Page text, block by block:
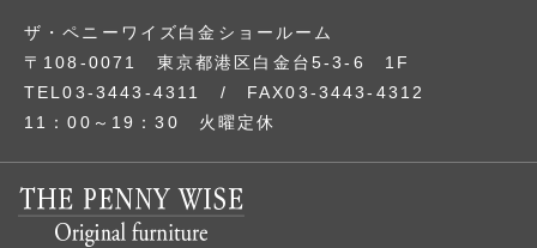
ザ・ペニーワイズ白金ショールーム
〒108-0071 東京都港区白金台5-3-6 1F
TEL03-3443-4311 / FAX03-3443-4312
11：00～19：30 火曜定休